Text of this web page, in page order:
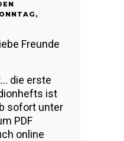
Freunde
die erste
ist
sofort unter
PDF
online